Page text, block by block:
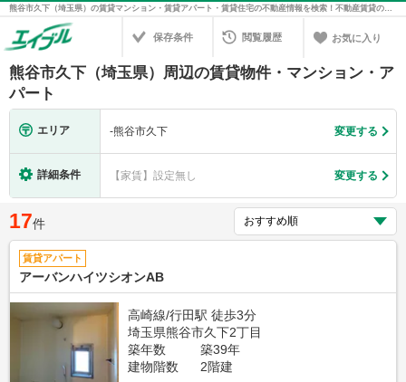
熊谷市久下（埼玉県）の賃貸マンション・賃貸アパート・賃貸住宅の不動産情報を検索！不動産賃貸の物件探しは、お部屋探しのエイブル
保存条件 閲覧履歴 お気に入り
熊谷市久下（埼玉県）周辺の賃貸物件・マンション・ア
パート
エリア -熊谷市久下 変更する
詳細条件 【家賃】設定無し 変更する
17件
賃貸アパート
アーバンハイツシオンAB
高崎線/行田駅 徒歩3分
埼玉県熊谷市久下2丁目
築年数
築39年
建物階数
2階建